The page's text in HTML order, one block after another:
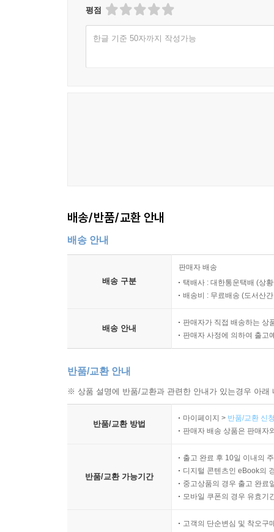
평점
한글 기준 50자까지 작성가능
배송/반품/교환 안내
배송 안내
배송 구분
판매자 배송
택배사 : 대한통운택배 (상
배송비 : 무료배송 (도서산
배송 안내
판매자가 직접 배송하는 상
판매자 사정에 의하여 출고
반품/교환 안내
※ 상품 설명에 반품/교환과 관련한 안내가 있는경우 아
반품/교환 방법
마이페이지 > 반품/교환 신
판매자 배송 상품은 판매자
반품/교환 가능기간
출고 완료 후 10일 이내의
디지털 콘텐츠인 eBook의
중고상품의 경우 출고 완료
모바일 쿠폰의 경우 유효기
고객의 단순변심 및 착오구